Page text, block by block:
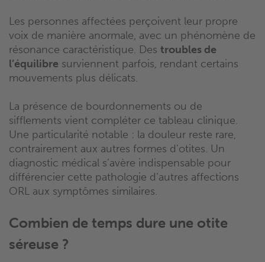
Les personnes affectées perçoivent leur propre
voix de manière anormale, avec un phénomène de
résonance caractéristique. Des troubles de
l’équilibre surviennent parfois, rendant certains
mouvements plus délicats.
La présence de bourdonnements ou de
sifflements vient compléter ce tableau clinique.
Une particularité notable : la douleur reste rare,
contrairement aux autres formes d’otites. Un
diagnostic médical s’avère indispensable pour
différencier cette pathologie d’autres affections
ORL aux symptômes similaires.
Combien de temps dure une otite
séreuse ?